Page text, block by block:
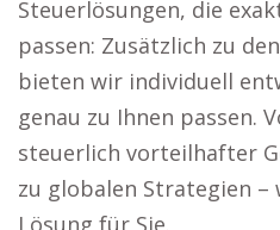
Steuerlösungen, die
passen: Zusätzlich zu
bieten wir individuell
genau zu Ihnen passen.
steuerlich vorteilhafter
zu globalen Strategien
Lösung für Sie.